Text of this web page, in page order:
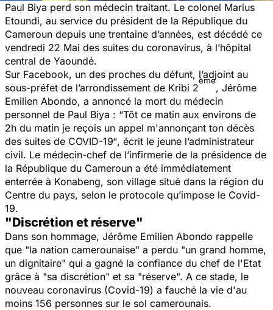
Paul Biya perd son médecin traitant. Le colonel Marius
Etoundi, au service du président de la République du
Cameroun depuis une trentaine d’années, est décédé ce
vendredi 22 Mai des suites du coronavirus, à l’hôpital
central de Yaoundé.
Sur Facebook, un des proches du défunt, l’adjoint au
sous-préfet de l’arrondissement de Kribi 2
ème
, Jérôme
Emilien Abondo, a annoncé la mort du médecin
personnel de Paul Biya : “Tôt ce matin aux environs de
2h du matin je reçois un appel m'annonçant ton décès
des suites de COVID-19“, écrit le jeune l’administrateur
civil. Le médecin-chef de l’infirmerie de la présidence de
la République du Cameroun a été immédiatement
enterrée à Konabeng, son village situé dans la région du
Centre du pays, selon le protocole qu’impose le Covid-
19.
"Discrétion et réserve"
Dans son hommage, Jérôme Emilien Abondo rappelle
que "la nation camerounaise" a perdu "un grand homme,
un dignitaire" qui a gagné la confiance du chef de l'Etat
grâce à "sa discrétion" et sa "réserve". A ce stade, le
nouveau coronavirus (Covid-19) a fauché la vie d'au
moins 156 personnes sur le sol camerounais.